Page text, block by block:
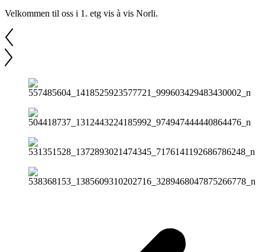
Velkommen til oss i 1. etg vis à vis Norli.